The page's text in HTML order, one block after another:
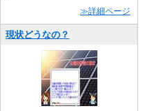
≫詳細ページ
現状どうなの？